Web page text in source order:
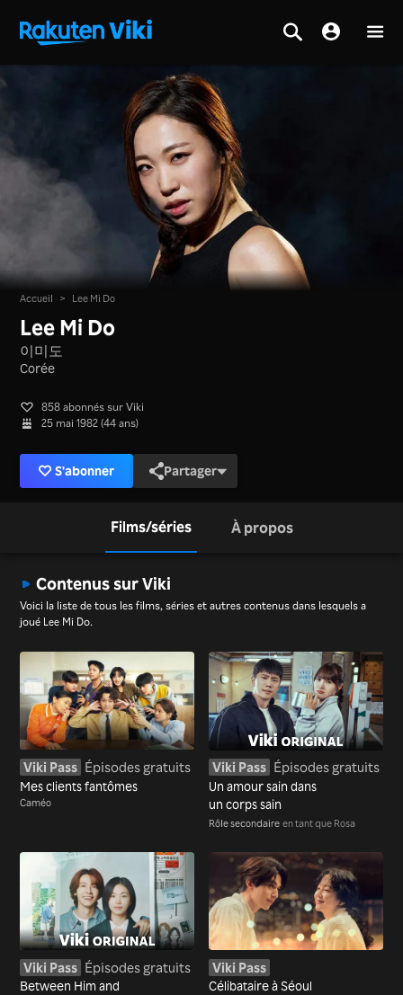
Accueil > Lee Mi Do
Lee Mi Do
이미도
Corée
858 abonnés sur Viki
25 mai 1982 (44 ans)
S'abonner Partager
Films/séries À propos
Contenus sur Viki
Voici la liste de tous les films, séries et autres contenus dans lesquels a
joué Lee Mi Do.
Viki Pass Épisodes gratuits
Mes clients fantômes
Caméo
Viki Pass Épisodes gratuits
Un amour sain dans
un corps sain
Rôle secondaire en tant que Rosa
Viki Pass Épisodes gratuits
Between Him and
Viki Pass
Célibataire à Séoul